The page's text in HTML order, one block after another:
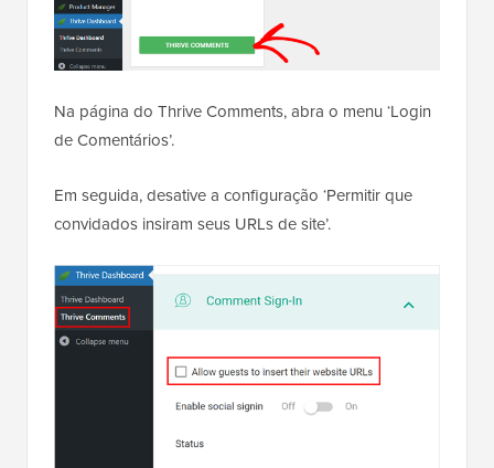
Na página do Thrive Comments, abra o menu ‘Login
de Comentários’.
Em seguida, desative a configuração ‘Permitir que
convidados insiram seus URLs de site’.